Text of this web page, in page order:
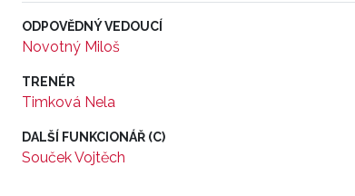
ODPOVĚDNÝ VEDOUCÍ
Novotný Miloš
TRENÉR
Timková Nela
DALŠÍ FUNKCIONÁŘ (C)
Souček Vojtěch